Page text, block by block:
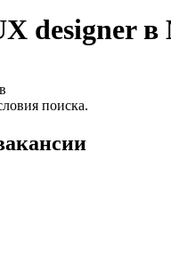
designer
поиска.